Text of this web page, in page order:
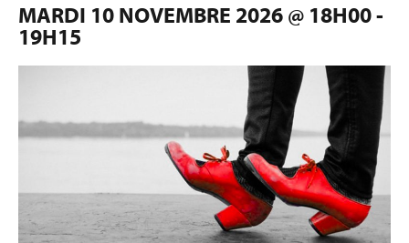
MARDI 10 NOVEMBRE 2026 @ 18H00-
19H15